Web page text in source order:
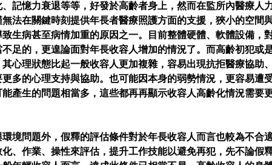
記憶力衰退等等，好發於高齡者身上，然而在監所內醫療人
無法在關鍵時刻提供年長者醫療照護方面的支援，狹小的空間
生病甚至病情加重的原因之一。目前整體硬體、軟體設備，
不足的，更遑論面對年長收容人增加的情況了。而高齡初犯或
其心理狀態比起一般收容人更加複雜，容易出現抗拒醫療協助
更多的心理支持與協助。也可能因本身的弱勢情況，更容易遭
產生的問題相當多，這些都再再顯示收容人高齡化情況需要
環境問題外，假釋的評估條件對於年長收容人而言也較為不合
、作業、操性來評估，提升工作技能以避免再犯，先不論假